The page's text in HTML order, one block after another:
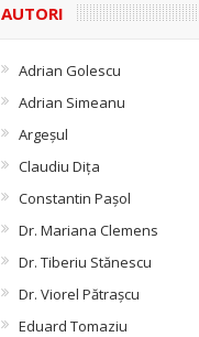
AUTORI
Adrian Golescu
Adrian Simeanu
Argeşul
Claudiu Diţa
Constantin Pașol
Dr. Mariana Clemens
Dr. Tiberiu Stănescu
Dr. Viorel Pătraşcu
Eduard Tomaziu